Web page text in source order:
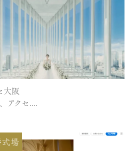
大阪
アクセ....
式場